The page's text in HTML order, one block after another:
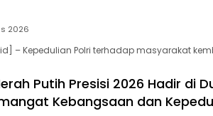
2026
– Kepedulian Polri terhadap masyarakat
Putih Presisi 2026 Hadir di
Kebangsaan dan